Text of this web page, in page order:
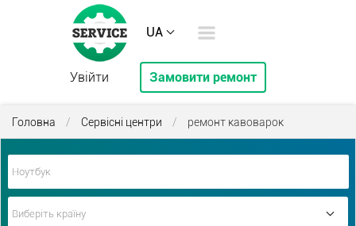
UA
Увійти Замовити ремонт
Головна / Сервісні центри / ремонт кавоварок